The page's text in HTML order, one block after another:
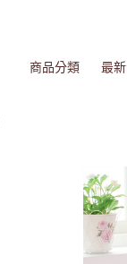
商品分類 最